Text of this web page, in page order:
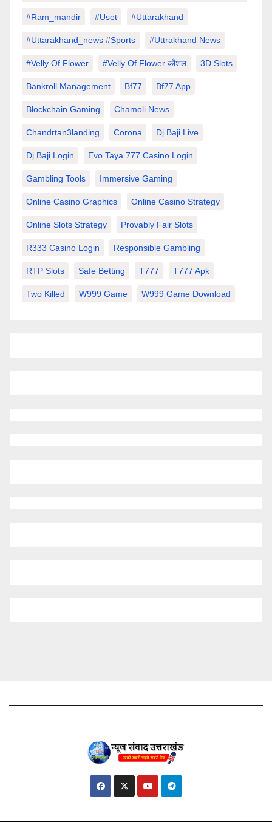
#Ram_mandir #uset #uttarakhand
#Uttarakhand_news #sports #Uttrakhand News
#velly Of Flower #velly Of Flower कौशल 3D Slots
Bankroll Management Bf77 Bf77 App
Blockchain Gaming Chamoli News
Chandrtan3landing Corona Dj Baji Live
Dj Baji Login Evo Taya 777 Casino Login
Gambling Tools Immersive Gaming
Online Casino Graphics Online Casino Strategy
Online Slots Strategy Provably Fair Slots
R333 Casino Login Responsible Gambling
RTP Slots Safe Betting T777 T777 Apk
Two Killed W999 Game W999 Game Download